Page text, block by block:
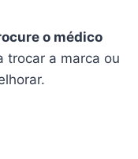
o médico
trocar a marca ou